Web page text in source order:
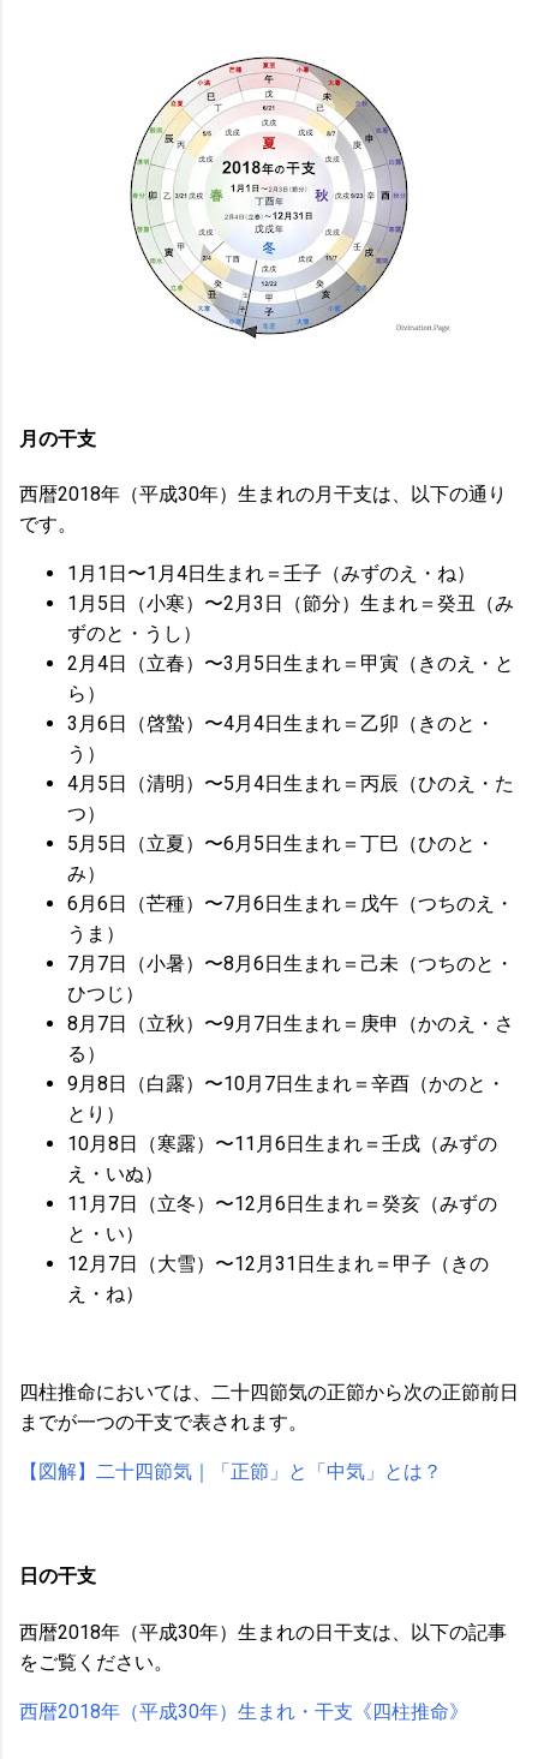
月の干支
西暦2018年（平成30年）生まれの月干支は、以下の通り
です。
1月1日〜1月4日生まれ＝壬子（みずのえ・ね）
1月5日（小寒）〜2月3日（節分）生まれ＝癸丑（み
ずのと・うし）
2月4日（立春）〜3月5日生まれ＝甲寅（きのえ・と
ら）
3月6日（啓蟄）〜4月4日生まれ＝乙卯（きのと・
う）
4月5日（清明）〜5月4日生まれ＝丙辰（ひのえ・た
つ）
5月5日（立夏）〜6月5日生まれ＝丁巳（ひのと・
み）
6月6日（芒種）〜7月6日生まれ＝戊午（つちのえ・
うま）
7月7日（小暑）〜8月6日生まれ＝己未（つちのと・
ひつじ）
8月7日（立秋）〜9月7日生まれ＝庚申（かのえ・さ
る）
9月8日（白露）〜10月7日生まれ＝辛酉（かのと・
とり）
10月8日（寒露）〜11月6日生まれ＝壬戌（みずの
え・いぬ）
11月7日（立冬）〜12月6日生まれ＝癸亥（みずの
と・い）
12月7日（大雪）〜12月31日生まれ＝甲子（きの
え・ね）
四柱推命においては、二十四節気の正節から次の正節前日
までが一つの干支で表されます。
【図解】二十四節気｜「正節」と「中気」とは？
日の干支
西暦2018年（平成30年）生まれの日干支は、以下の記事
をご覧ください。
西暦2018年（平成30年）生まれ・干支《四柱推命》